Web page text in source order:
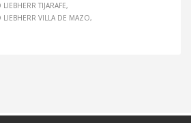
TIJARAFE
LIEBHERR VILLA DE MAZO